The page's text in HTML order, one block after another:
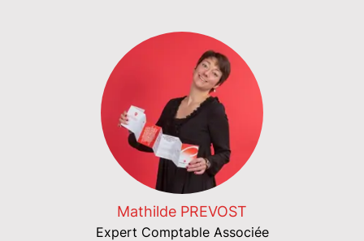
Mathilde PREVOST
Expert Comptable Associée